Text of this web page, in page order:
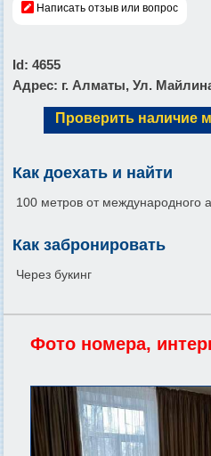
Написать отзыв или вопрос
Id: 4655
Адрес: г. Алматы, Ул.
Проверить наличие
Как доехать и найти
100 метров от международного
Как забронировать
Через букинг
Фото номера,